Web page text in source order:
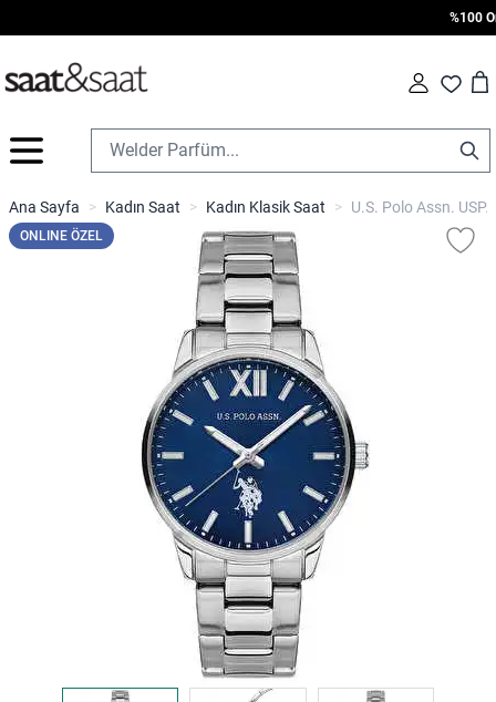
%100
Fav Cart
İçeriğe geç
Ana Sayfa > Kadın Saat > Kadın Klasik Saat > U.S. Polo Assn.
ONLINE ÖZEL